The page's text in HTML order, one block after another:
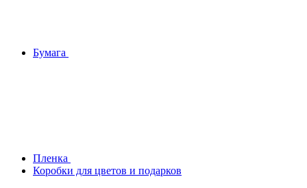
Бумага
Плeнка
Коробки для цветов и подарков